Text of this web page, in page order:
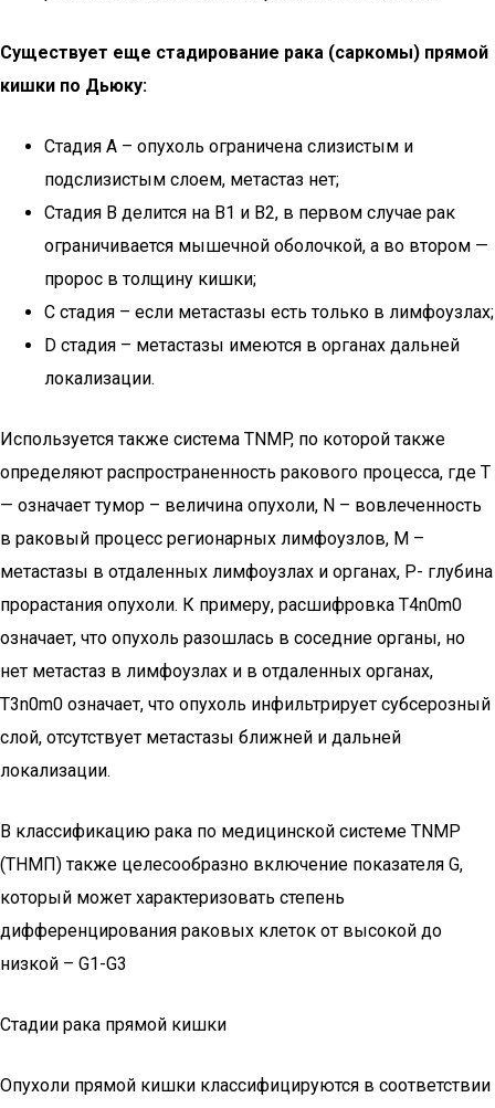
Существует еще стадирование рака (саркомы) прямой
кишки по Дьюку:
Стадия А – опухоль ограничена слизистым и
подслизистым слоем, метастаз нет;
Стадия В делится на В1 и В2, в первом случае рак
ограничивается мышечной оболочкой, а во втором —
пророс в толщину кишки;
С стадия – если метастазы есть только в лимфоузлах;
D стадия – метастазы имеются в органах дальней
локализации.
Используется также система TNMP, по которой также
определяют распространенность ракового процесса, где T
— означает тумор – величина опухоли, N – вовлеченность
в раковый процесс регионарных лимфоузлов, M –
метастазы в отдаленных лимфоузлах и органах, P- глубина
прорастания опухоли. К примеру, расшифровка Т4n0m0
означает, что опухоль разошлась в соседние органы, но
нет метастаз в лимфоузлах и в отдаленных органах,
Т3n0m0 означает, что опухоль инфильтрирует субсерозный
слой, отсутствует метастазы ближней и дальней
локализации.
В классификацию рака по медицинской системе TNMP
(ТНМП) также целесообразно включение показателя G,
который может характеризовать степень
дифференцирования раковых клеток от высокой до
низкой – G1-G3
Стадии рака прямой кишки
Опухоли прямой кишки классифицируются в соответствии